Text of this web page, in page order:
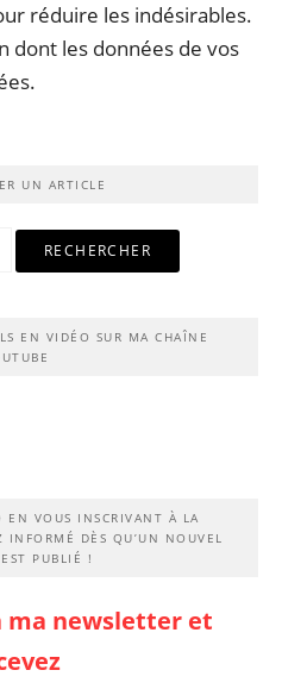
réduire les indésirables.
dont les données de vos
.
UN ARTICLE
EN VIDÉO SUR MA CHAÎNE
EN VOUS INSCRIVANT À LA
INFORMÉ DÈS QU’UN NOUVEL
PUBLIÉ !
ma newsletter et